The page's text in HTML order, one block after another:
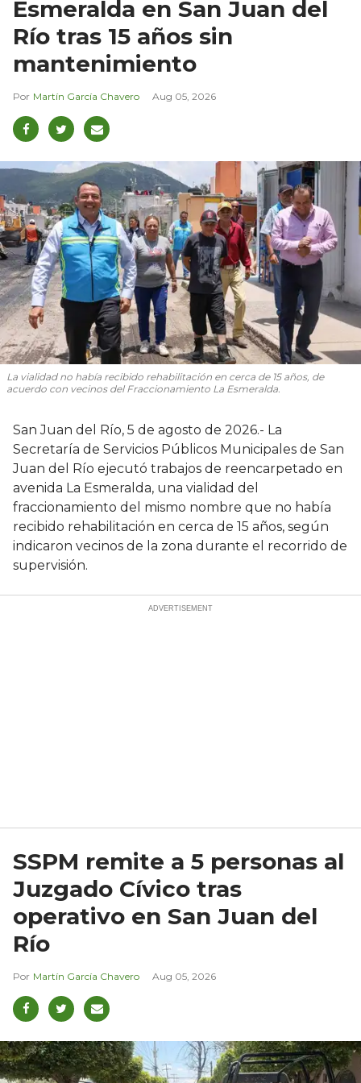
Esmeralda en San Juan del
Río tras 15 años sin
mantenimiento
Martín García Chavero Aug 05, 2026
La vialidad no había recibido rehabilitación en cerca de 15 años, de
acuerdo con vecinos del Fraccionamiento La Esmeralda.
San Juan del Río, 5 de agosto de 2026.- La
Secretaría de Servicios Públicos Municipales de San
Juan del Río ejecutó trabajos de reencarpetado en
avenida La Esmeralda, una vialidad del
fraccionamiento del mismo nombre que no había
recibido rehabilitación en cerca de 15 años, según
indicaron vecinos de la zona durante el recorrido de
supervisión.
SSPM remite a 5 personas al
Juzgado Cívico tras
operativo en San Juan del
Río
Martín García Chavero Aug 05, 2026